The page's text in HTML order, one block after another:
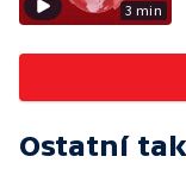
3 min
Ostatní